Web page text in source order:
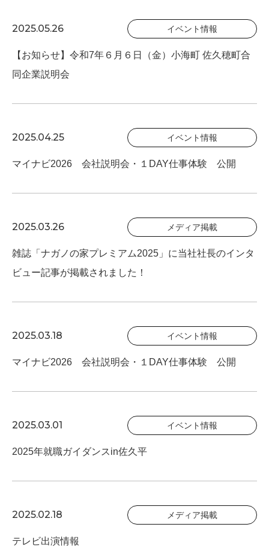
2025.05.26 イベント情報
【お知らせ】令和7年６月６日（金）小海町 佐久穂町合
同企業説明会
2025.04.25 イベント情報
マイナビ2026 会社説明会・１DAY仕事体験 公開
2025.03.26 メディア掲載
雑誌「ナガノの家プレミアム2025」に当社社長のインタ
ビュー記事が掲載されました！
2025.03.18 イベント情報
マイナビ2026 会社説明会・１DAY仕事体験 公開
2025.03.01 イベント情報
2025年就職ガイダンスin佐久平
2025.02.18 メディア掲載
テレビ出演情報